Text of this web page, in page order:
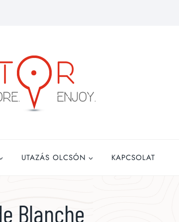
UTAZÁS OLCSÓN KAPCSOLAT
Blanche